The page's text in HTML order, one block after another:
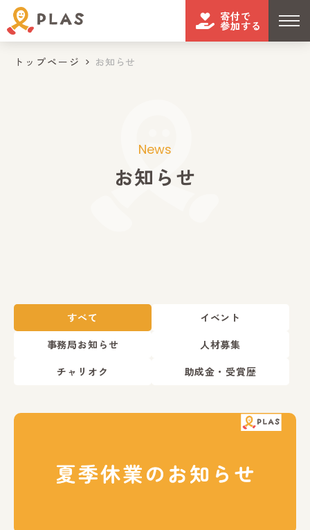
寄付で
参加する
トップページ お知らせ
News
お知らせ
すべて
イベント
事務局お知らせ
人材募集
チャリオク
助成金・受賞歴